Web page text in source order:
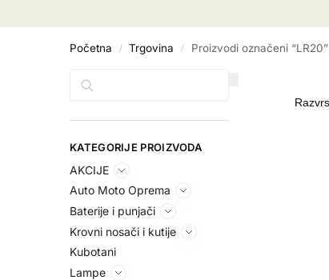
Početna / Trgovina / Proizvodi označeni “LR20”
KATEGORIJE PROIZVODA
AKCIJE
Auto Moto Oprema
Baterije i punjači
Krovni nosači i kutije
Kubotani
Lampe